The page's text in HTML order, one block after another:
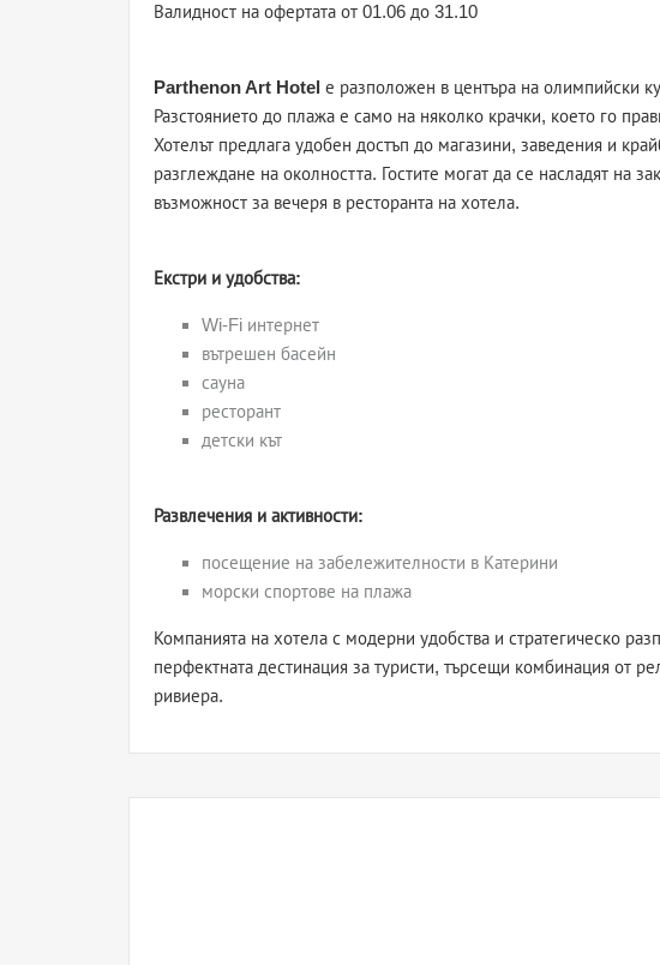
Валидност на офертата от 01.06 до 31.10
Parthenon Art Hotel е разположен в центъра на олимпийски
Разстоянието до плажа е само на няколко крачки, което го
Хотелът предлага удобен достъп до магазини, заведения и
разглеждане на околността. Гостите могат да се насладят на
възможност за вечеря в ресторанта на хотела.
Екстри и удобства:
Wi-Fi интернет
вътрешен басейн
сауна
ресторант
детски кът
Развлечения и активности:
посещение на забележителности в Катерини
морски спортове на плажа
Компанията на хотела с модерни удобства и стратегическо
перфектната дестинация за туристи, търсещи комбинация от
ривиера.